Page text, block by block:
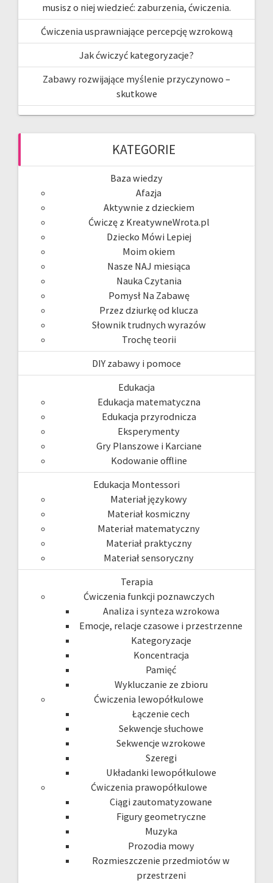
musisz o niej wiedzieć: zaburzenia, ćwiczenia.
Ćwiczenia usprawniające percepcję wzrokową
Jak ćwiczyć kategoryzacje?
Zabawy rozwijające myślenie przyczynowo –
skutkowe
KATEGORIE
Baza wiedzy
Afazja
Aktywnie z dzieckiem
Ćwiczę z KreatywneWrota.pl
Dziecko Mówi Lepiej
Moim okiem
Nasze NAJ miesiąca
Nauka Czytania
Pomysł Na Zabawę
Przez dziurkę od klucza
Słownik trudnych wyrazów
Trochę teorii
DIY zabawy i pomoce
Edukacja
Edukacja matematyczna
Edukacja przyrodnicza
Eksperymenty
Gry Planszowe i Karciane
Kodowanie offline
Edukacja Montessori
Materiał językowy
Materiał kosmiczny
Materiał matematyczny
Materiał praktyczny
Materiał sensoryczny
Terapia
Ćwiczenia funkcji poznawczych
Analiza i synteza wzrokowa
Emocje, relacje czasowe i przestrzenne
Kategoryzacje
Koncentracja
Pamięć
Wykluczanie ze zbioru
Ćwiczenia lewopółkulowe
Łączenie cech
Sekwencje słuchowe
Sekwencje wzrokowe
Szeregi
Układanki lewopółkulowe
Ćwiczenia prawopółkulowe
Ciągi zautomatyzowane
Figury geometryczne
Muzyka
Prozodia mowy
Rozmieszczenie przedmiotów w
przestrzeni